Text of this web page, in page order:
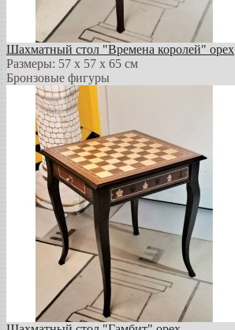
Шахматный стол "Времена королей" орех
Размеры: 57 х 57 х 65 см
Бронзовые фигуры